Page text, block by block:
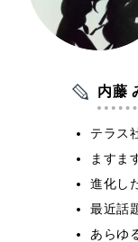
内藤
テラス
ますま
進化し
最近話
あらゆ